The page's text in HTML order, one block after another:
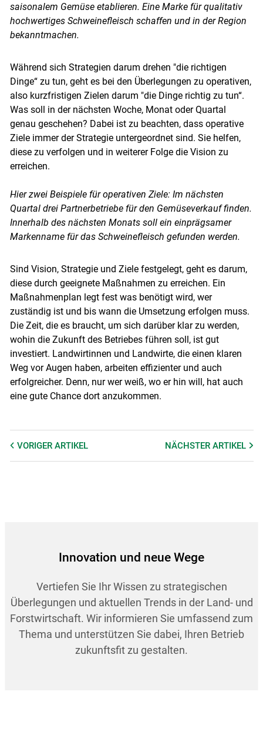
saisonalem Gemüse etablieren. Eine Marke für qualitativ
hochwertiges Schweinefleisch schaffen und in der Region
bekanntmachen.
Während sich Strategien darum drehen "die richtigen
Dinge“ zu tun, geht es bei den Überlegungen zu operativen,
also kurzfristigen Zielen darum "die Dinge richtig zu tun“.
Was soll in der nächsten Woche, Monat oder Quartal
genau geschehen? Dabei ist zu beachten, dass operative
Ziele immer der Strategie untergeordnet sind. Sie helfen,
diese zu verfolgen und in weiterer Folge die Vision zu
erreichen.
Hier zwei Beispiele für operativen Ziele: Im nächsten
Quartal drei Partnerbetriebe für den Gemüseverkauf finden.
Innerhalb des nächsten Monats soll ein einprägsamer
Markenname für das Schweinefleisch gefunden werden.
Sind Vision, Strategie und Ziele festgelegt, geht es darum,
diese durch geeignete Maßnahmen zu erreichen. Ein
Maßnahmenplan legt fest was benötigt wird, wer
zuständig ist und bis wann die Umsetzung erfolgen muss.
Die Zeit, die es braucht, um sich darüber klar zu werden,
wohin die Zukunft des Betriebes führen soll, ist gut
investiert. Landwirtinnen und Landwirte, die einen klaren
Weg vor Augen haben, arbeiten effizienter und auch
erfolgreicher. Denn, nur wer weiß, wo er hin will, hat auch
eine gute Chance dort anzukommen.
VORIGER ARTIKEL NÄCHSTERARTIKEL
Innovation und neue Wege
Vertiefen Sie Ihr Wissen zu strategischen
Überlegungen und aktuellen Trends in der Land- und
Forstwirtschaft. Wir informieren Sie umfassend zum
Thema und unterstützen Sie dabei, Ihren Betrieb
zukunftsfit zu gestalten.